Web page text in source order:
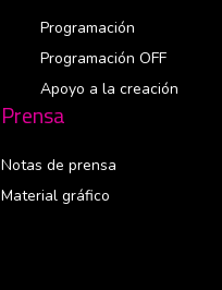
Programación
Programación OFF
Apoyo a la creación
Prensa
Notas de prensa
Material gráfico